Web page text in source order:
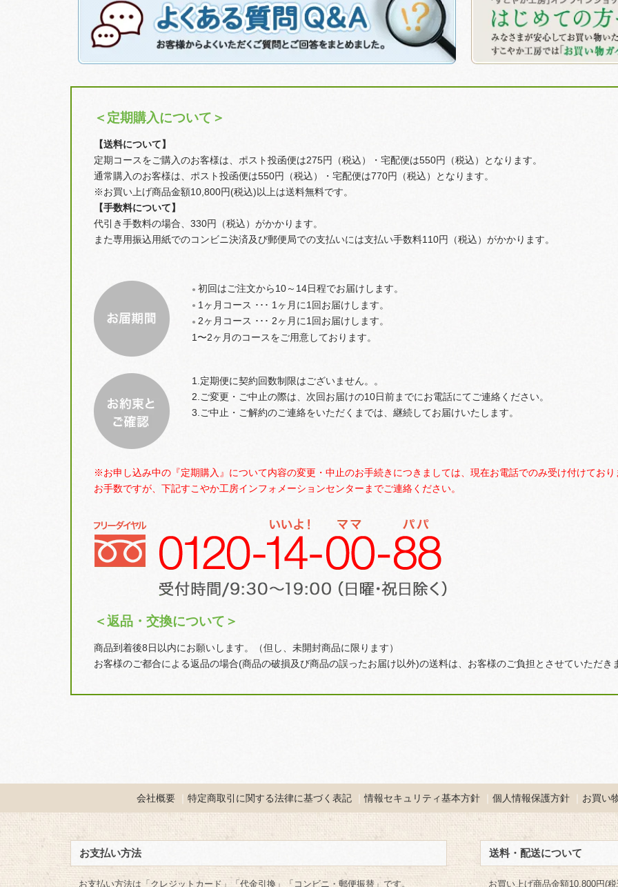
＜定期購入について＞
【送料について】
定期コースをご購入のお客様は、ポスト投函便は275円（税込）・宅配便は550円（税込）となります。
通常購入のお客様は、ポスト投函便は550円（税込）・宅配便は770円（税込）となります。
※お買い上げ商品金額10,800円(税込)以上は送料無料です。
【手数料について】
代引き手数料の場合、330円（税込）がかかります。
また専用振込用紙でのコンビニ決済及び郵便局での支払いには支払い手数料110円（税込）がかかります。
● 初回はご注文から10～14日程でお届けします。
● 1ヶ月コース ･･･ 1ヶ月に1回お届けします。
● 2ヶ月コース ･･･ 2ヶ月に1回お届けします。
1〜2ヶ月のコースをご用意しております。
1.定期便に契約回数制限はございません。。
2.ご変更・ご中止の際は、次回お届けの10日前までにお電話にてご連絡ください。
3.ご中止・ご解約のご連絡をいただくまでは、継続してお届けいたします。
※お申し込み中の『定期購入』について内容の変更・中止のお手続きにつきましては、現在お電話でのみ受け付けており
お手数ですが、下記すこやか工房インフォメーションセンターまでご連絡ください。
＜返品・交換について＞
商品到着後8日以内にお願いします。（但し、未開封商品に限ります）
お客様のご都合による返品の場合(商品の破損及び商品の誤ったお届け以外)の送料は、お客様のご負担とさせていただき
会社概要 特定商取引に関する法律に基づく表記 情報セキュリティ基本方針 個人情報保護方針 お買い
お支払い方法
お支払い方法は「クレジットカード」「代金引換」「コンビニ・郵便振替」です。
送料・配送について
お買い上げ商品金額10,800円(